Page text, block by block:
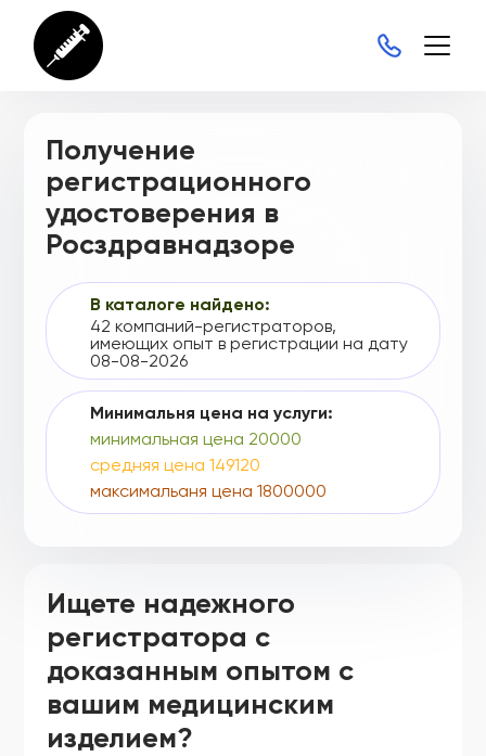
Получение
регистрационного
удостоверения в
Росздравнадзоре
В каталоге найдено:
42 компаний-регистраторов,
имеющих опыт в регистрации на дату
08-08-2026
Минимальня цена на услуги:
минимальная цена 20000
средняя цена 149120
максимальаня цена 1800000
Ищете надежного
регистратора с
доказанным опытом с
вашим медицинским
изделием?
ФСР 2008/02275
ФСР 2008/02281
ФСР 2008/02609
ФСР 2008/02721
ФСР 2008/02809
ФСР 2008/02919
ФСР 2008/02920
ФСР 2008/02921
ФСР 2008/02922
ФСР 2008/02923
ФСР 2008/02924
ФСР 2008/02927
ФСР 2008/02928
ФСР 2008/02929
ФСР 2008/02930